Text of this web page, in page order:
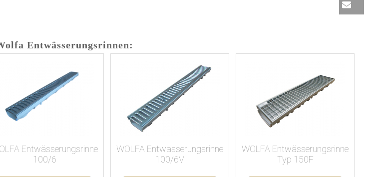
Entwässerungsrinnen:
Entwässerungsrinne
100/6
WOLFA Entwässerungsrinne
100/6V
WOLFA Entwässerungsrinne
Typ 150F